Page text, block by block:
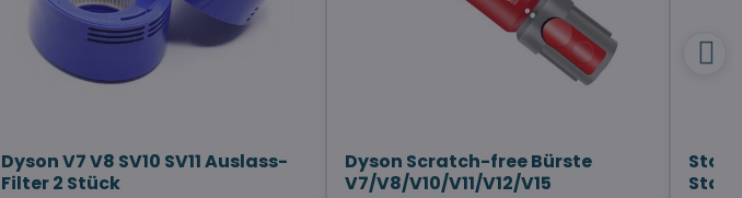
Dyson V7 V8 SV10 SV11 Auslass-
Filter 2 Stück
Dyson Scratch-free Bürste
V7/V8/V10/V11/V12/V15